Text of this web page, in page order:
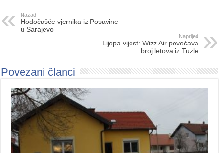
Nazad
Hodočašće vjernika iz Posavine
u Sarajevo
Naprijed
Lijepa vijest: Wizz Air povećava
broj letova iz Tuzle
Povezani članci